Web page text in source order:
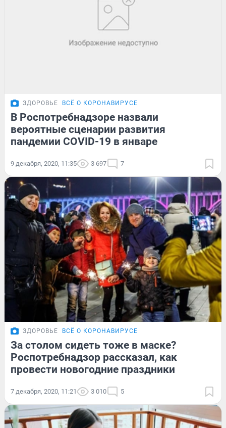
ЗДОРОВЬЕ ВСЁ О КОРОНАВИРУСЕ
В Роспотребнадзоре назвали
вероятные сценарии развития
пандемии COVID-19 в январе
9 декабря, 2020, 11:35 3 697 7
ЗДОРОВЬЕ ВСЁ О КОРОНАВИРУСЕ
За столом сидеть тоже в маске?
Роспотребнадзор рассказал, как
провести новогодние праздники
7 декабря, 2020, 11:21 3 010 5